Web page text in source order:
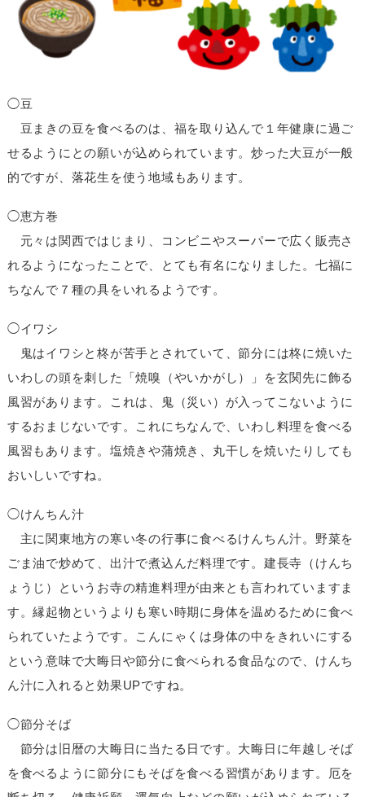
◯豆
豆まきの豆を食べるのは、福を取り込んで１年健康に過ご
せるようにとの願いが込められています。炒った大豆が一般
的ですが、落花生を使う地域もあります。
◯恵方巻
元々は関西ではじまり、コンビニやスーパーで広く販売さ
れるようになったことで、とても有名になりました。七福に
ちなんで７種の具をいれるようです。
◯イワシ
鬼はイワシと柊が苦手とされていて、節分には柊に焼いた
いわしの頭を刺した「焼嗅（やいかがし）」を玄関先に飾る
風習があります。これは、鬼（災い）が入ってこないように
するおまじないです。これにちなんで、いわし料理を食べる
風習もあります。塩焼きや蒲焼き、丸干しを焼いたりしても
おいしいですね。
◯けんちん汁
主に関東地方の寒い冬の行事に食べるけんちん汁。野菜を
ごま油で炒めて、出汁で煮込んだ料理です。建長寺（けんち
ょうじ）というお寺の精進料理が由来とも言われていますま
す。縁起物というよりも寒い時期に身体を温めるために食べ
られていたようです。こんにゃくは身体の中をきれいにする
という意味で大晦日や節分に食べられる食品なので、けんち
ん汁に入れると効果UPですね。
◯節分そば
節分は旧暦の大晦日に当たる日です。大晦日に年越しそば
を食べるように節分にもそばを食べる習慣があります。厄を